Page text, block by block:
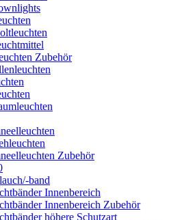
Zubehör
Zubehör
band
Innenbereich
Innenbereich Zubehör
höhere Schutzart